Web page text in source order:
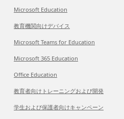
Microsoft Education
教育機関向けデバイス
Microsoft Teams for Education
Microsoft 365 Education
Office Education
教育者向けトレーニングおよび開発
学生および保護者向けキャンペーン